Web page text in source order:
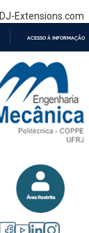
Extensions.com
PARA
CONTEÚDO
ACESSO À INFORMAÇÃO